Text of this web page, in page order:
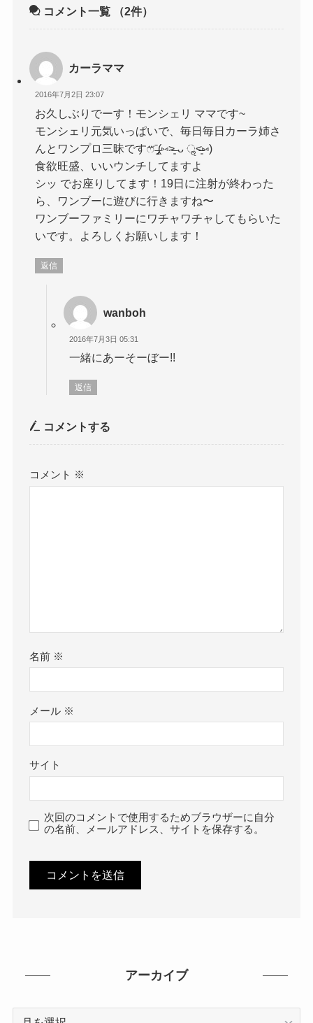
コメント一覧 （2件）
カーラママ
2016年7月2日 23:07
お久しぶりでーす！モンシェリ ママです~
モンシェリ元気いっぱいで、毎日毎日カーラ姉さ
んとワンプロ三昧ですෆ⃛ˉ̶̡̭̭(⑅˃̶͈ ᴗ ॢ˂̶͈⑅)
食欲旺盛、いいウンチしてますよ
シッ でお座りしてます！19日に注射が終わった
ら、ワンブーに遊びに行きますね〜
ワンブーファミリーにワチャワチャしてもらいた
いです。よろしくお願いします！
返信
wanboh
2016年7月3日 05:31
一緒にあーそーぼー!!
返信
コメントする
コメント ※
名前 ※
メール ※
サイト
次回のコメントで使用するためブラウザーに自分
の名前、メールアドレス、サイトを保存する。
アーカイブ